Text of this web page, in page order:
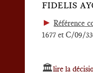
FIDELIS
►Référence
1677 et C/09/
🏛️lire la